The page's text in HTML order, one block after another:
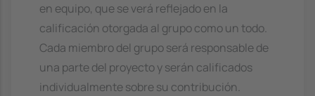
en equipo, que se verá reflejado en la
calificación otorgada al grupo como un todo.
Cada miembro del grupo será responsable de
una parte del proyecto y serán calificados
individualmente sobre su contribución.